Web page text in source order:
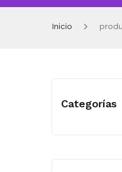
Inicio
Categorías